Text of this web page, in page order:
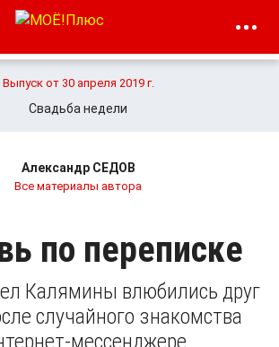
Выпуск от 30 апреля 2019 г.
Свадьба недели
Александр СЕДОВ
Все материалы автора
по переписке
Калямины влюбились друг
случайного знакомства
мессенджере